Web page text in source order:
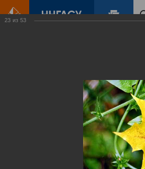
Виртуальные
выставки
23 из 53